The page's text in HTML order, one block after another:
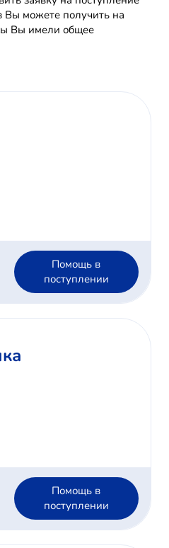
можете получить на
Вы имели общее
Помощь в
поступлении
Помощь в
поступлении